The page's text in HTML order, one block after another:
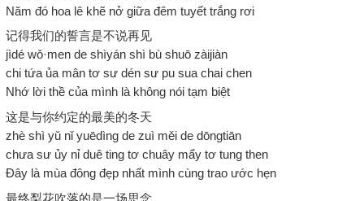
Năm đó hoa lê khẽ nở giữa đêm tuyết trắng rơi
记得我们的誓言是不说再见
jìdé wǒ·men de shìyán shì bù shuō zàijiàn
chi tứa ủa mân tơ sư dén sư pu sua chai chen
Nhớ lời thề của mình là không nói tạm biệt
这是与你约定的最美的冬天
zhè shì yǔ nǐ yuēdìng de zuì měi de dōngtiān
chưa sư ủy nỉ duê ting tơ chuây mẩy tơ tung then
Đây là mùa đông đẹp nhất mình cùng trao ước hẹn
最终梨花吹落的是一场思念